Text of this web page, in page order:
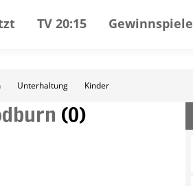
TV 20:15 Gewinnspiele
Unterhaltung Kinder
(0)